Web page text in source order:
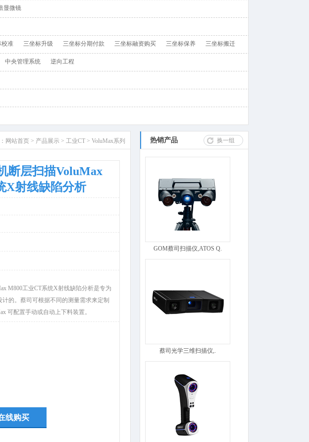
显微镜
校准 三坐标升级 三坐标分期付款 三坐标融资购买 三坐标保养 三坐标搬迁
中央管理系统 逆向工程
换一组
热销产品
GOM蔡司扫描仪,ATOS Q.
蔡司光学三维扫描仪,.
网站首页 > 产品展示 > 工业CT > VoluMax系列
断层扫描VoluMax
X射线缺陷分析
M800工业CT系统X射线缺陷分析是专为
的。蔡司可根据不同的测量需求来定制
可配置手动或自动上下料装置。
线购买